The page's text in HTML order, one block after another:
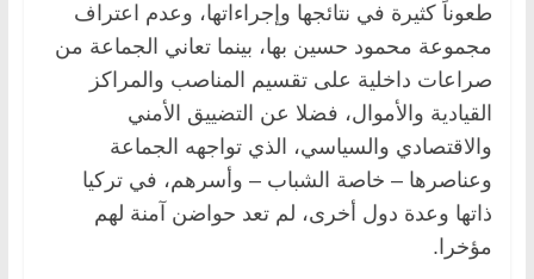
طعوناً كثيرة في نتائجها وإجراءاتها، وعدم اعتراف
مجموعة محمود حسين ‏بها، بينما تعاني الجماعة من
صراعات داخلية على تقسيم المناصب والمراكز
القيادية والأموال، فضلا عن التضييق الأمني
‏والاقتصادي والسياسي، الذي تواجهه الجماعة
وعناصرها – خاصة الشباب – وأسرهم، في تركيا
ذاتها وعدة دول أخرى، لم تعد ‏حواضن آمنة لهم
مؤخرا.‏